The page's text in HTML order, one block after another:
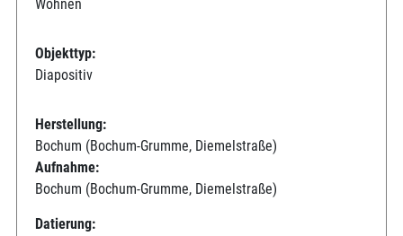
Wohnen
Objekttyp:
Diapositiv
Herstellung:
Bochum (Bochum-Grumme, Diemelstraße)
Aufnahme:
Bochum (Bochum-Grumme, Diemelstraße)
Datierung: